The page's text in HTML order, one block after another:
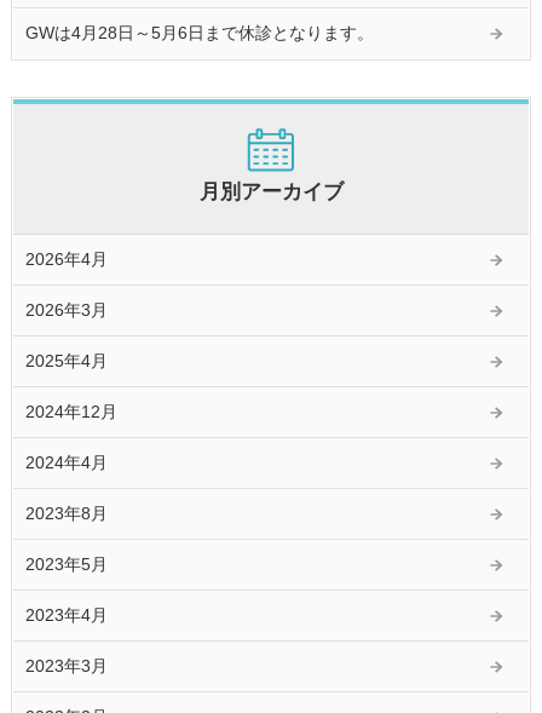
GWは4月28日～5月6日まで休診となります。
月別アーカイブ
2026年4月
2026年3月
2025年4月
2024年12月
2024年4月
2023年8月
2023年5月
2023年4月
2023年3月